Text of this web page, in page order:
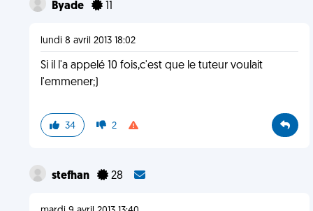
Byade 11
lundi 8 avril 2013 18:02
Si il l'a appelé 10 fois,c'est que le tuteur voulait
l'emmener;)
34 2
stefhan 28